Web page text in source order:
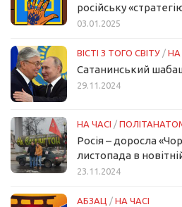
російську
03.01.2025
ВІСТІ З ТОГО СВІТУ / НА
Сатанинський
29.11.2024
НА ЧАСІ /
Росія – доросла
листопада в
23.11.2024
АБЗАЦ / НА ЧАСІ